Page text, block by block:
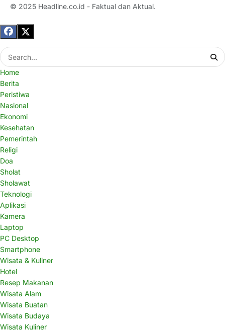
© 2025 Headline.co.id - Faktual dan Aktual.
Home
Berita
Peristiwa
Nasional
Ekonomi
Kesehatan
Pemerintah
Religi
Doa
Sholat
Sholawat
Teknologi
Aplikasi
Kamera
Laptop
PC Desktop
Smartphone
Wisata & Kuliner
Hotel
Resep Makanan
Wisata Alam
Wisata Buatan
Wisata Budaya
Wisata Kuliner